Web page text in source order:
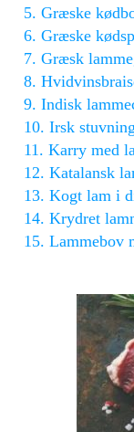
5. Græske
6. Græske
7. Græsk
8.
9. Indisk
10. Irsk stuvning
11. Karry med
12. Katalansk
13. Kogt lam i
14. Krydret
15. Lammebov